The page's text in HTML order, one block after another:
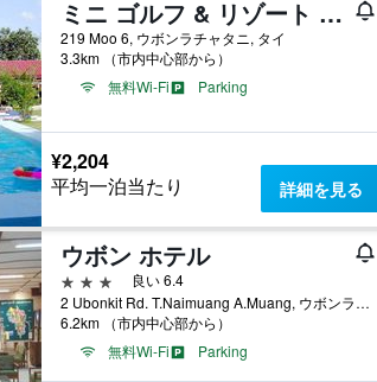
ミニ ゴルフ & リゾート ウボンラーチャターニー
219 Moo 6, ウボンラチャタニ, タイ
3.3km （市内中心部から）
無料Wi-Fi
Parking
¥2,204
平均一泊当たり 詳細を見る
ウボン ホテル
3つ星
良い 6.4
2 Ubonkit Rd. T.Naimuang A.Muang, ウボンラチャタニ, タイ
6.2km （市内中心部から）
無料Wi-Fi
Parking